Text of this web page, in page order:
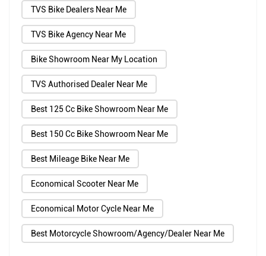
TVS Bike Dealers Near Me
TVS Bike Agency Near Me
Bike Showroom Near My Location
TVS Authorised Dealer Near Me
Best 125 Cc Bike Showroom Near Me
Best 150 Cc Bike Showroom Near Me
Best Mileage Bike Near Me
Economical Scooter Near Me
Economical Motor Cycle Near Me
Best Motorcycle Showroom/Agency/Dealer Near Me